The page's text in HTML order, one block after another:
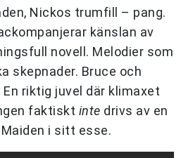
Nickos trumfill – pang.
känslan av
novell. Melodier som
skepnader. Bruce och
riktig juvel där klimaxet
faktiskt inte drivs av en
i sitt esse.